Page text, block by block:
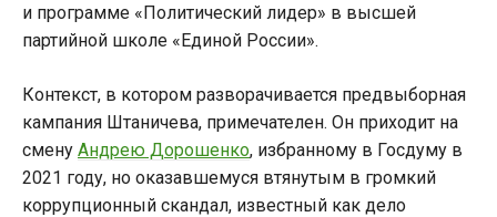
и программе «Политический лидер» в высшей
партийной школе «Единой России».
Контекст, в котором разворачивается предвыборная
кампания Штаничева, примечателен. Он приходит на
смену Андрею Дорошенко, избранному в Госдуму в
2021 году, но оказавшемуся втянутым в громкий
коррупционный скандал, известный как дело